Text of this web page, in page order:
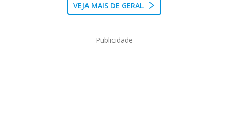
VEJA MAIS DE GERAL
Publicidade